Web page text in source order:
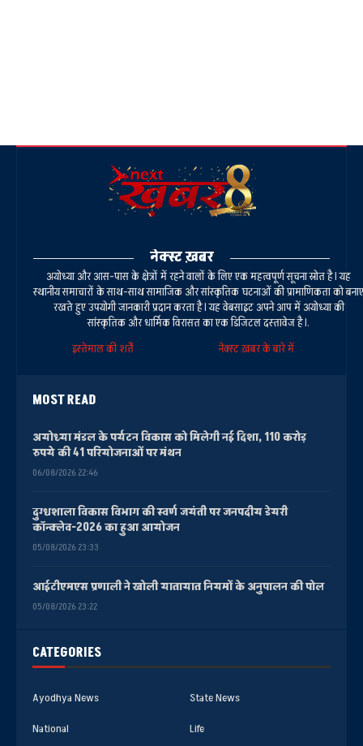
CATEGORIES
Ayodhya News
State News
National
Life
नेक्स्ट ख़बर
अयोध्या और आस-पास के क्षेत्रों में रहने वालों के लिए एक महत्वपूर्ण सूचना स्रोत है। यह
स्थानीय समाचारों के साथ-साथ सामाजिक और सांस्कृतिक घटनाओं की प्रामाणिकता को बनाए
रखते हुए उपयोगी जानकारी प्रदान करता है। यह वेबसाइट अपने आप में अयोध्या की
सांस्कृतिक और धार्मिक विरासत का एक डिजिटल दस्तावेज है।.
इस्तेमाल की शर्तें
नेक्स्ट ख़बर के बारे में
MOST READ
अयोध्या मंडल के पर्यटन विकास को मिलेगी नई दिशा, 110 करोड़
रुपये की 41 परियोजनाओं पर मंथन
06/08/2026 22:46
दुग्धशाला विकास विभाग की स्वर्ण जयंती पर जनपदीय डेयरी
कॉन्क्लेव-2026 का हुआ आयोजन
05/08/2026 23:33
आईटीएमएस प्रणाली ने खोली यातायात नियमों के अनुपालन की पोल
05/08/2026 23:22